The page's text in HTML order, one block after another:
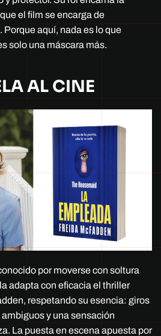
el film se encarga de
Porque aquí, nada es lo que
solo una máscara más.
AL CINE
por moverse con soltura
adapta con eficacia el thriller
respetando su esencia: giros
y una sensación
La puesta en escena apuesta por